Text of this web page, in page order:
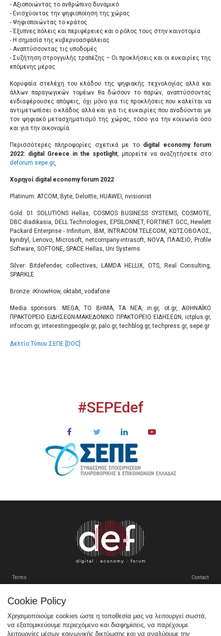
MULTIMEDIA
VENUE
ΠΡΟΗΓΟΥΜΕΝΑ ΣΥΝΕΔΡΙΑ
GR EN
- Αξιοποιώντας το ανθρώπινο δυναμικό
- Ενισχύοντας την ψηφιοποίηση της χώρας
- Ψηφιοποιώντας το κράτος
- Έξυπνες πόλεις και περιφέρειες και ο ρόλος τους στην καινοτομία
- Η σημασία της κυβερνοασφάλειας
- Αναπτύσσοντας τις υποδομές
- Συζήτηση στρογγυλής τραπέζης – Οι προκλήσεις και οι ευκαιρίες της
επόμενης μέρας
Κορυφαία στελέχη του κλάδου της ψηφιακής τεχνολογίας αλλά και
άλλων παραγωγικών τομέων θα δώσουν το παρών, αναπτύσσοντας
ενδιαφέρουσες απόψεις, όχι μόνο για τις προκλήσεις που καλείται να
αντιμετωπίσει ο κλάδος αλλά και για τις ευκαιρίες που αναδύονται με
τον ψηφιακό μετασχηματισμό της χώρας, τόσο για την κοινωνία όσο
και για την οικονομία.
Περισσότερες πληροφορίες σχετικά με το digital economy forum
2022: digital Greece in the spotlight , μπορείτε να αναζητήσετε στο
deforum.sepe.gr.
Χορηγοί digital economy forum 2022
Platinum: ATCOM, Byte, Deloitte, HUAWEI, nvisionist
Gold: 01 SOLUTIONS Hellas, COSMOS BUSINESS SYSTEMS, COSMOTE,
DBC diadikasia, DELL Technologies, EPSILONNET, FORTINET GCC, Hewlett
Packard Enterprise - Infinitum, IBM, INTRACOM TELECOM, ΚΩΤΣΟΒΟΛΟΣ,
kyndryl, Lenovo, Microsoft, netcompany-intrasoft, NOVA, ΠΛΑΙΣΙΟ, Profile
Software, SOFTONE, SPACE Hellas, Uni Systems
Silver: Bitdefender, collectives, LAMDA HELLIX, OTS, Real Consulting,
SPARKLE
Bronze: iKnowHow, oktabit, vodafone
Media sponsors: MEGA, ΤΟ ΒΗΜΑ, TA NEA, in.gr, ot.gr, ΑΘΗΝΑΪΚΟ
ΠΡΑΚΤΟΡΕΙΟ ΕΙΔΗΣΕΩΝ-ΜΑΚΕΔΟΝΙΚΟ ΠΡΑΚΤΟΡΕΙΟ ΕΙΔΗΣΕΩΝ, ictplus.gr,
infocom.gr, interestingpeople.gr, palo.gr, techblog.gr, techpress.gr, sepe.gr
Δελτίο Τύπου ΣΕΠΕ [DOC]
#SEPEdef
Tweets by SEPEgr
Terms Contact
Sitemap
Cookie Policy
Χρησιμοποιούμε cookies ώστε η τοποθεσία μας να λειτουργεί σωστά,
να εξατομικεύουμε περιεχόμενο και διαφημίσεις, να παρέχουμε
λειτουργίες μέσων κοινωνικής δικτύωσης και να αναλύουμε την